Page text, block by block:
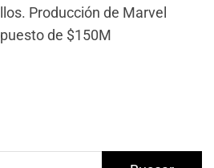
Producción de Marvel
de $150M